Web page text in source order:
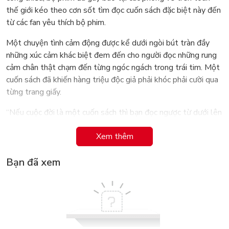
thế giới kéo theo cơn sốt tìm đọc cuốn sách đặc biệt này đến
từ các fan yêu thích bộ phim.
Một chuyện tình cảm động được kể dưới ngòi bút tràn đầy
những xúc cảm khác biệt đem đến cho người đọc những rung
cảm chân thật chạm đến từng ngóc ngách trong trái tim. Một
cuốn sách đã khiến hàng triệu độc giả phải khóc phải cười qua
từng trang giấy.
“Nếu cuộc đời là một cuốn sách thì bạn đọc ngược từ dưới lên
cũng sẽ chẳng có gì thay đổi. Hôm nay chẳng khác gì hôm qua.
Ngày mai cũng giống hệt ngày hôm nay. Trong cuốn sách về
cuộc đời em, chương nào cũng giống hệt chương nào, cho tới
khi anh xuất hiện.”
Đánh đổi mọi thứ... vì tình yêu. Liệu điều đó có hoàn toàn xứng
Điều gì sẽ xảy ra nếu bạn không thể chạm vào bất cứ thứ gì
Xem thêm
Bạn đã xem